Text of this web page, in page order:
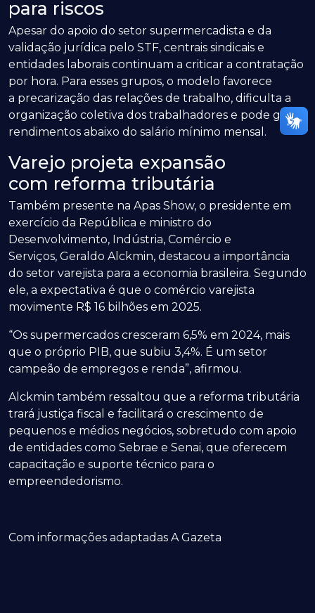
para riscos
Apesar do apoio do setor supermercadista e da
validação jurídica pelo STF, centrais sindicais e
entidades laborais continuam a criticar a contratação
por hora. Para esses grupos, o modelo favorece
a precarização das relações de trabalho, dificulta a
organização coletiva dos trabalhadores e pode gerar
rendimentos abaixo do salário mínimo mensal.
Varejo projeta expansão
com reforma tributária
Também presente na Apas Show, o presidente em
exercício da República e ministro do
Desenvolvimento, Indústria, Comércio e
Serviços, Geraldo Alckmin, destacou a importância
do setor varejista para a economia brasileira. Segundo
ele, a expectativa é que o comércio varejista
movimente R$ 16 bilhões em 2025.
“Os supermercados cresceram 6,5% em 2024, mais
que o próprio PIB, que subiu 3,4%. É um setor
campeão de empregos e renda”, afirmou.
Alckmin também ressaltou que a reforma tributária
trará justiça fiscal e facilitará o crescimento de
pequenos e médios negócios, sobretudo com apoio
de entidades como Sebrae e Senai, que oferecem
capacitação e suporte técnico para o
empreendedorismo.
Com informações adaptadas A Gazeta